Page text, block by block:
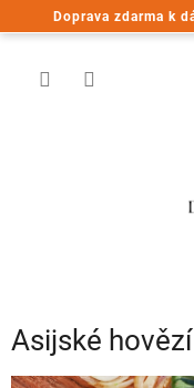
Doprava zdarma k
na
Asijské